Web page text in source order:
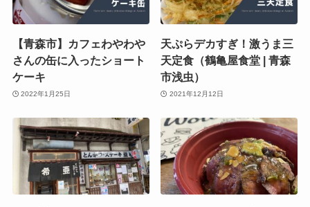
【青森市】カフェわやわや
さんの缶に入ったショート
ケーキ
2022年1月25日
天ぷらデカすぎ！激うま三
天定食（鶴亀屋食堂 | 青森
市浅虫）
2021年12月12日